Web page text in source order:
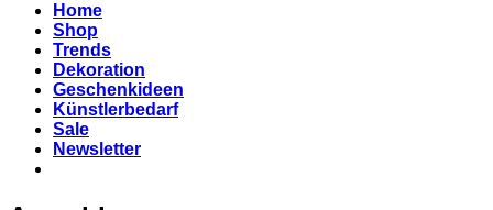
Home
Shop
Trends
Dekoration
Geschenkideen
Künstlerbedarf
Sale
Newsletter